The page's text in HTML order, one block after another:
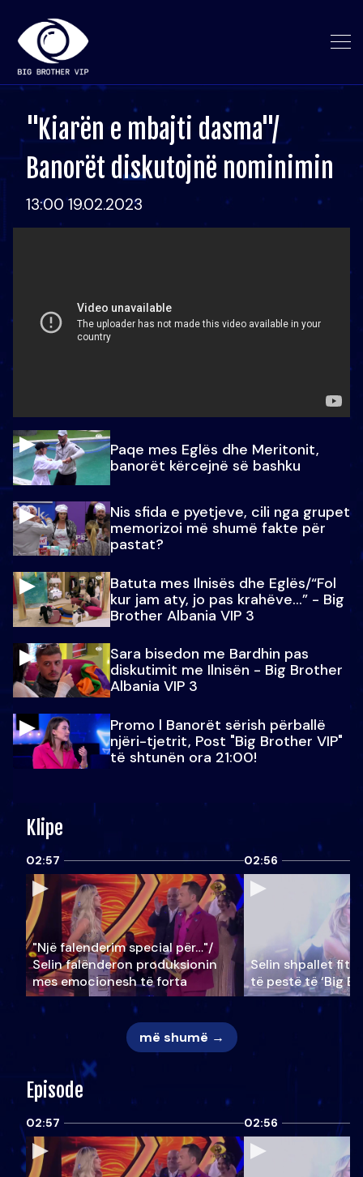
"Kiarën e mbajti dasma"/
Banorët diskutojnë nominimin
13:00 19.02.2023
Paqe mes Eglës dhe Meritonit,
banorët kërcejnë së bashku
Nis sfida e pyetjeve, cili nga grupet
memorizoi më shumë fakte për
pastat?
Batuta mes Ilnisës dhe Eglës/“Fol
kur jam aty, jo pas krahëve…” - Big
Brother Albania VIP 3
Sara bisedon me Bardhin pas
diskutimit me Ilnisën - Big Brother
Albania VIP 3
Promo l Banorët sërish përballë
njëri-tjetrit, Post "Big Brother VIP"
të shtunën ora 21:00!
Klipe
02:57
"Një falenderim special për…"/
Selin falënderon produksionin
mes emocionesh të forta
02:56
Selin shpallet
të pestë të ‘Big
më shumë →
Episode
02:57 02:56